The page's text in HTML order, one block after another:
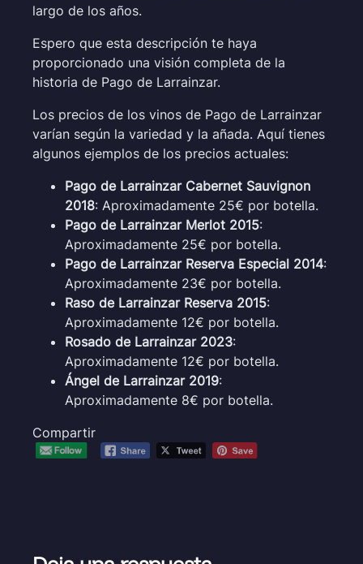
largo de los años.
Espero que esta descripción te haya
proporcionado una visión completa de la
historia de Pago de Larrainzar.
Los precios de los vinos de Pago de Larrainzar
varían según la variedad y la añada. Aquí tienes
algunos ejemplos de los precios actuales:
Pago de Larrainzar Cabernet Sauvignon
2018: Aproximadamente 25€ por botella.
Pago de Larrainzar Merlot 2015:
Aproximadamente 25€ por botella.
Pago de Larrainzar Reserva Especial 2014:
Aproximadamente 23€ por botella.
Raso de Larrainzar Reserva 2015:
Aproximadamente 12€ por botella.
Rosado de Larrainzar 2023:
Aproximadamente 12€ por botella.
Ángel de Larrainzar 2019:
Aproximadamente 8€ por botella.
Compartir